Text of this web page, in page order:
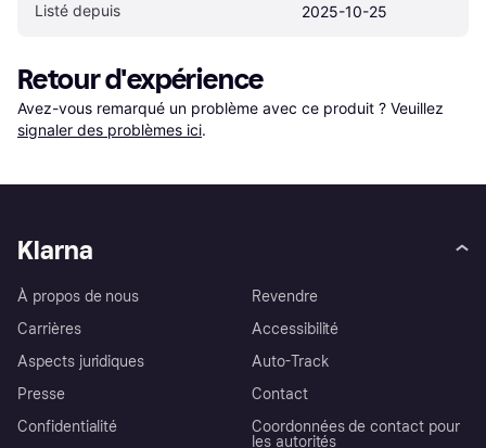
Listé depuis 2025-10-25
Retour d'expérience
Avez-vous remarqué un problème avec ce produit ? Veuillez
signaler des problèmes ici.
Klarna
À propos de nous
Carrières
Aspects juridiques
Presse
Confidentialité
Revendre
Accessibilité
Auto-Track
Contact
Coordonnées de contact pour
les autorités